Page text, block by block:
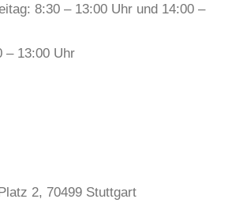
8:30 – 13:00 Uhr und 14:00 –
– 13:00 Uhr
2, 70499 Stuttgart